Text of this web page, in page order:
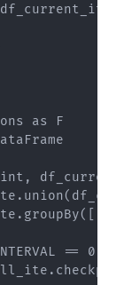
as F
== 0: